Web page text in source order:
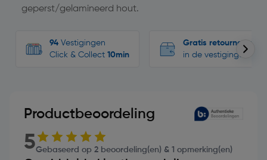
geperst/gelamineerd hout.
94 Vestigingen
Click & Collect 10min
Gratis retourneren
in de vestigingen
Productbeoordeling
5Gebaseerd op 2 beoordeling(en) & 1 opmerking(en)